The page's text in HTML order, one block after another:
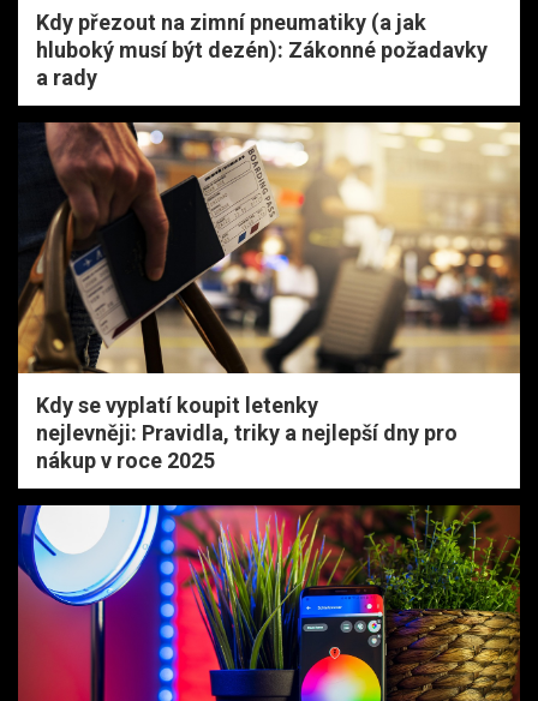
Kdy přezout na zimní pneumatiky (a jak
hluboký musí být dezén): Zákonné požadavky
a rady
Kdy se vyplatí koupit letenky
nejlevněji: Pravidla, triky a nejlepší dny pro
nákup v roce 2025